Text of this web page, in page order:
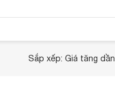
Sắp xếp: Giá tăng dần